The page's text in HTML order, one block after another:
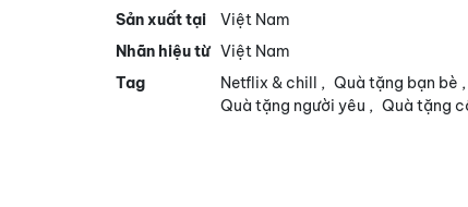
Sản xuất tại
Việt Nam
Nhãn hiệu từ Việt Nam
Tag
Netflix & chill , Quà tặng bạn bè ,
Quà tặng người yêu , Quà tặng